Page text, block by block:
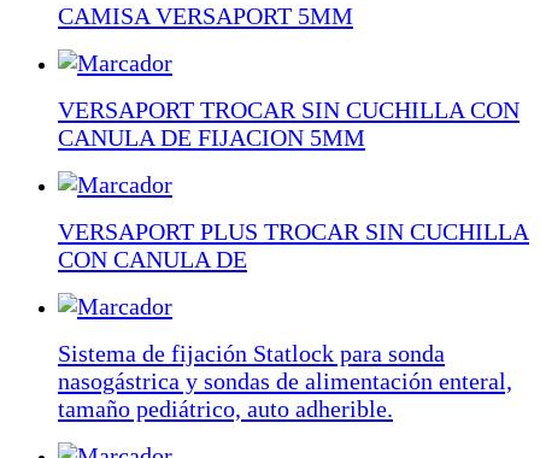
CAMISA VERSAPORT 5MM
VERSAPORT TROCAR SIN CUCHILLA CON
CANULA DE FIJACION 5MM
VERSAPORT PLUS TROCAR SIN CUCHILLA
CON CANULA DE
Sistema de fijación Statlock para sonda
nasogástrica y sondas de alimentación enteral,
tamaño pediátrico, auto adherible.